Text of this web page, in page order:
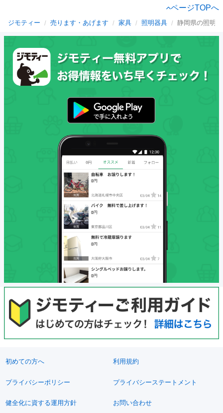
ページTOPへ
ジモティー 売ります・あげます 家具 照明器具 静岡県の照明
初めての方へ 利用規約
プライバシーポリシー プライバシーステートメント
健全化に資する運用方針 お問い合わせ